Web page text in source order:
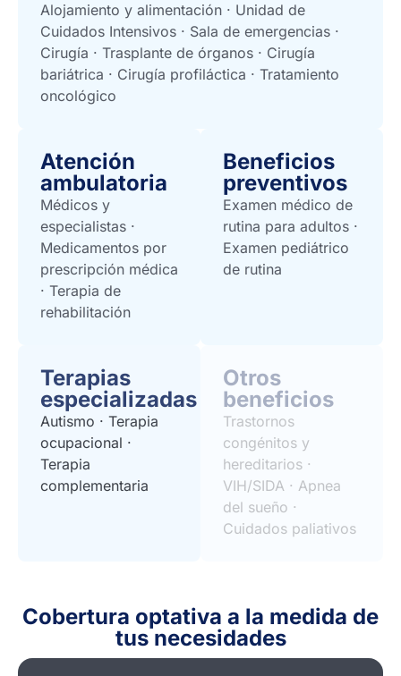
Alojamiento y alimentación · Unidad de
Cuidados Intensivos · Sala de emergencias ·
Cirugía · Trasplante de órganos · Cirugía
bariátrica · Cirugía profiláctica · Tratamiento
oncológico
Atención
ambulatoria
Médicos y
especialistas ·
Medicamentos por
prescripción médica
· Terapia de
rehabilitación
Beneficios
preventivos
Examen médico de
rutina para adultos ·
Examen pediátrico
de rutina
Terapias
especializadas
Autismo · Terapia
ocupacional ·
Terapia
complementaria
Otros
beneficios
Trastornos
congénitos y
hereditarios ·
VIH/SIDA · Apnea
del sueño ·
Cuidados paliativos
Cobertura optativa a la medida de
tus necesidades